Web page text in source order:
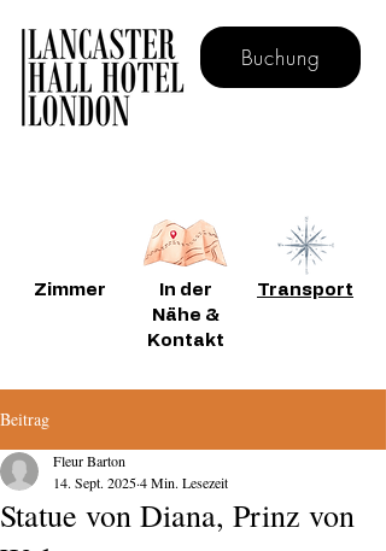
Buchung
Zimmer
In der
Nähe &
Kontakt
Transport
Beitrag
Statue von Diana, Prinz von
Fleur Barton
14. Sept. 20254 Min. Lesezeit